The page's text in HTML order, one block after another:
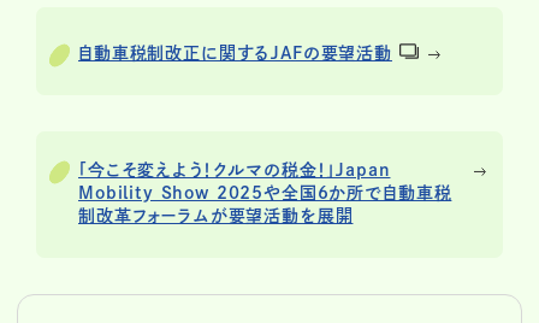
自動車税制改正に関するJAFの要望活動
「今こそ変えよう！クルマの税金！」Japan
Mobility Show 2025や全国6か所で自動車税
制改革フォーラムが要望活動を展開